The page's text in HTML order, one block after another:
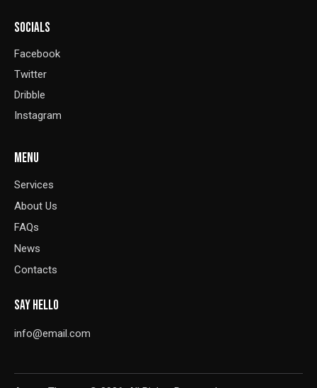
SOCIALS
Facebook
Twitter
Dribble
Instagram
MENU
Services
About Us
FAQs
News
Contacts
SAY HELLO
info@email.com